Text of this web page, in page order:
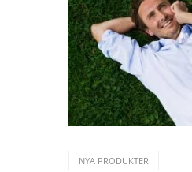
NYA PRODUKTER